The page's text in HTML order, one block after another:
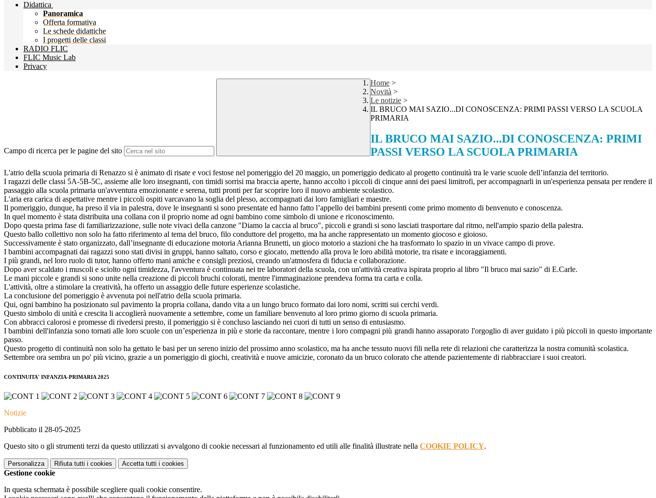
Didattica
Panoramica
Offerta formativa
Le schede didattiche
I progetti delle classi
RADIO FLIC
FLIC Music Lab
Privacy
Campo di ricerca per le pagine del sito
Home >
Novità >
Le notizie >
IL BRUCO MAI SAZIO...DI CONOSCENZA: PRIMI PASSI VERSO LA SCUOLA
PRIMARIA
IL BRUCO MAI SAZIO...DI CONOSCENZA: PRIMI
PASSI VERSO LA SCUOLA PRIMARIA
L'atrio della scuola primaria di Renazzo si è animato di risate e voci festose nel pomeriggio del 20 maggio, un pomeriggio dedicato al progetto continuità tra le varie scuole dell’infanzia del territorio.
I ragazzi delle classi 5A-5B-5C, assieme alle loro insegnanti, con timidi sorrisi ma braccia aperte, hanno accolto i piccoli di cinque anni dei paesi limitrofi, per accompagnarli in un'esperienza pensata per rendere il
passaggio alla scuola primaria un'avventura emozionante e serena, tutti pronti per far scoprire loro il nuovo ambiente scolastico.
L'aria era carica di aspettative mentre i piccoli ospiti varcavano la soglia del plesso, accompagnati dai loro famigliari e maestre.
Il pomeriggio, dunque, ha preso il via in palestra, dove le insegnanti si sono presentate ed hanno fatto l’appello dei bambini presenti come primo momento di benvenuto e conoscenza.
In quel momento è stata distribuita una collana con il proprio nome ad ogni bambino come simbolo di unione e riconoscimento.
Dopo questa prima fase di familiarizzazione, sulle note vivaci della canzone "Diamo la caccia al bruco", piccoli e grandi si sono lasciati trasportare dal ritmo, nell'ampio spazio della palestra.
Questo ballo collettivo non solo ha fatto riferimento al tema del bruco, filo conduttore del progetto, ma ha anche rappresentato un momento giocoso e gioioso.
Successivamente è stato organizzato, dall’insegnante di educazione motoria Arianna Brunetti, un gioco motorio a stazioni che ha trasformato lo spazio in un vivace campo di prove.
I bambini accompagnati dai ragazzi sono stati divisi in gruppi, hanno saltato, corso e giocato, mettendo alla prova le loro abilità motorie, tra risate e incoraggiamenti.
I più grandi, nel loro ruolo di tutor, hanno offerto mani amiche e consigli preziosi, creando un'atmosfera di fiducia e collaborazione.
Dopo aver scaldato i muscoli e sciolto ogni timidezza, l'avventura è continuata nei tre laboratori della scuola, con un'attività creativa ispirata proprio al libro "Il bruco mai sazio" di E.Carle.
Le mani piccole e grandi si sono unite nella creazione di piccoli bruchi colorati, mentre l'immaginazione prendeva forma tra carta e colla.
L'attività, oltre a stimolare la creatività, ha offerto un assaggio delle future esperienze scolastiche.
La conclusione del pomeriggio è avvenuta poi nell'atrio della scuola primaria.
Qui, ogni bambino ha posizionato sul pavimento la propria collana, dando vita a un lungo bruco formato dai loro nomi, scritti sui cerchi verdi.
Questo simbolo di unità e crescita li accoglierà nuovamente a settembre, come un familiare benvenuto al loro primo giorno di scuola primaria.
Con abbracci calorosi e promesse di rivedersi presto, il pomeriggio si è concluso lasciando nei cuori di tutti un senso di entusiasmo.
I bambini dell'infanzia sono tornati alle loro scuole con un’esperienza in più e storie da raccontare, mentre i loro compagni più grandi hanno assaporato l'orgoglio di aver guidato i più piccoli in questo importante
passo.
Questo progetto di continuità non solo ha gettato le basi per un sereno inizio del prossimo anno scolastico, ma ha anche tessuto nuovi fili nella rete di relazioni che caratterizza la nostra comunità scolastica.
Settembre ora sembra un po' più vicino, grazie a un pomeriggio di giochi, creatività e nuove amicizie, coronato da un bruco colorato che attende pazientemente di riabbracciare i suoi creatori.
CONTINUITA' INFANZIA-PRIMARIA 2025
Notizie
Pubblicato il 28-05-2025
Questo sito o gli strumenti terzi da questo utilizzati si avvalgono di cookie necessari al funzionamento ed utili alle finalità illustrate nella COOKIE POLICY.
Personalizza Rifiuta tutti i cookies Accetta tutti i cookies
Gestione cookie
In questa schermata è possibile scegliere quali cookie consentire.